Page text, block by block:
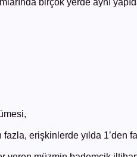
birçok yerde aynı
erişkinlerde yılda 1’den